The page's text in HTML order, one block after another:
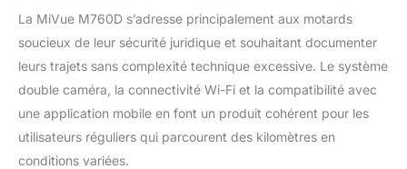
La MiVue M760D s’adresse principalement aux motards
soucieux de leur sécurité juridique et souhaitant documenter
leurs trajets sans complexité technique excessive. Le système
double caméra, la connectivité Wi-Fi et la compatibilité avec
une application mobile en font un produit cohérent pour les
utilisateurs réguliers qui parcourent des kilomètres en
conditions variées.